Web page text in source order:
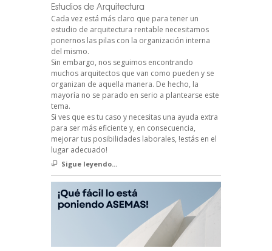
Estudios de Arquitectura
Cada vez está más claro que para tener un
estudio de arquitectura rentable necesitamos
ponernos las pilas con la organización interna
del mismo.
Sin embargo, nos seguimos encontrando
muchos arquitectos que van como pueden y se
organizan de aquella manera. De hecho, la
mayoría no se parado en serio a plantearse este
tema.
Si ves que es tu caso y necesitas una ayuda extra
para ser más eficiente y, en consecuencia,
mejorar tus posibilidades laborales, !estás en el
lugar adecuado!
Sigue leyendo...